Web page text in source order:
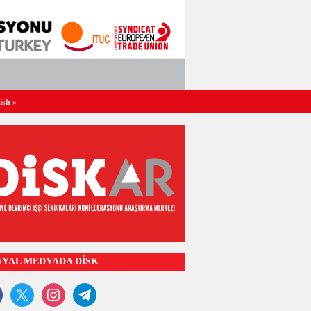
»
MEDYADA DİSK
x instagramtelegram